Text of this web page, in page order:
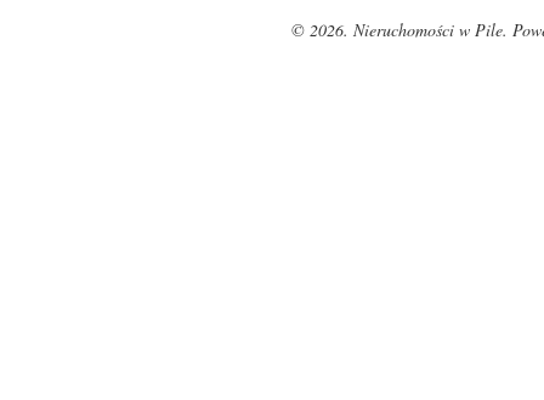
© 2026. Nieruchomości w Pile.